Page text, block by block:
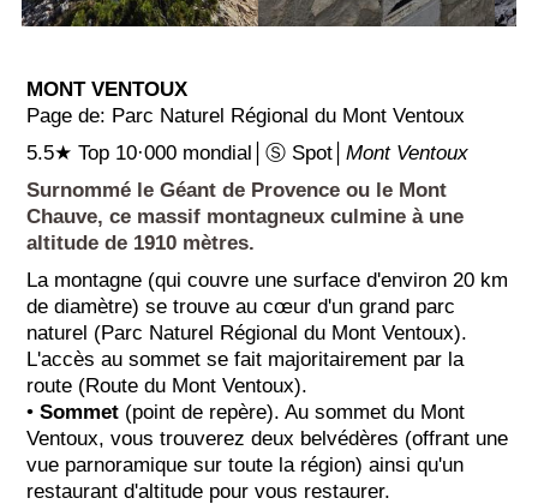
MONT VENTOUX
Page de: Parc Naturel Régional du Mont Ventoux
5.5★ Top 10·000 mondial│Ⓢ Spot│Mont Ventoux
Surnommé le Géant de Provence ou le Mont
Chauve, ce massif montagneux culmine à une
altitude de 1910 mètres.
La montagne (qui couvre une surface d'environ 20 km
de diamètre) se trouve au cœur d'un grand parc
naturel (Parc Naturel Régional du Mont Ventoux).
L'accès au sommet se fait majoritairement par la
route (Route du Mont Ventoux).
•Sommet (point de repère). Au sommet du Mont
Ventoux, vous trouverez deux belvédères (offrant une
vue parnoramique sur toute la région) ainsi qu'un
restaurant d'altitude pour vous restaurer.